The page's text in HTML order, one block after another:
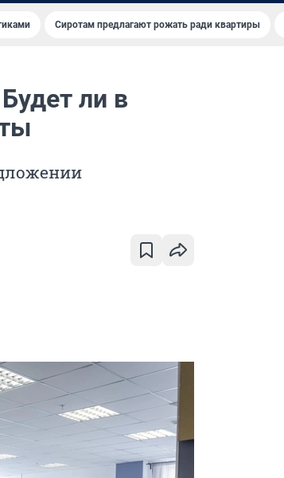
Сиротам предлагают рожать ради квартиры
ли в